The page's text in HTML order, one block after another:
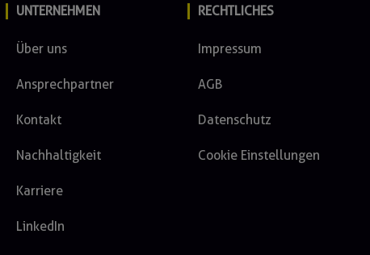
UNTERNEHMEN
Über uns
Ansprechpartner
Kontakt
Nachhaltigkeit
Karriere
LinkedIn
RECHTLICHES
Impressum
AGB
Datenschutz
Cookie Einstellungen